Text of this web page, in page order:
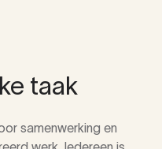
taak
samenwerking en